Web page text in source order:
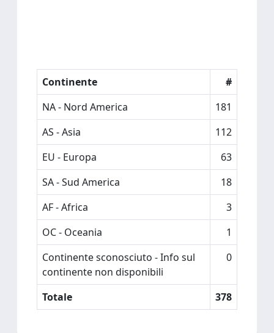
Continente
#
NA - Nord America
181
AS - Asia
112
EU - Europa
63
SA - Sud America
18
AF - Africa
3
OC - Oceania
1
Continente sconosciuto - Info sul
continente non disponibili
0
Totale 378